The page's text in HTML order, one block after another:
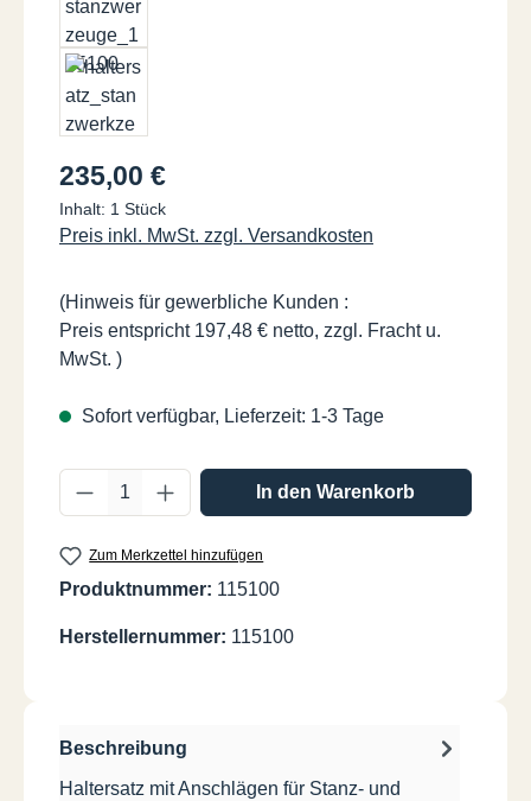
Regulärer Preis:
235,00 €
Inhalt: 1 Stück
Preis inkl. MwSt. zzgl. Versandkosten
(Hinweis für gewerbliche Kunden :
Preis entspricht 197,48 € netto, zzgl. Fracht u.
MwSt. )
Sofort verfügbar, Lieferzeit: 1-3 Tage
Produkt Anzahl: Gib den gewünschten
In den Warenkorb
Zum Merkzettel hinzufügen
Produktnummer: 115100
Herstellernummer: 115100
Beschreibung
Haltersatz mit Anschlägen für Stanz- und